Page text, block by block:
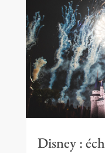
Disney :